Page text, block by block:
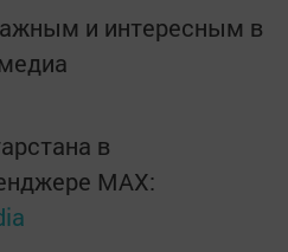
и интересным в
в
MАХ: